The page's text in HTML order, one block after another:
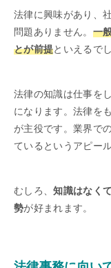
法律に興味があり、
問題ありません。 一
とが前提といえるで
法律の知識は仕事を
になります。法律を
が主役です。業界で
ているというアピー
むしろ、知識はなく
勢が好まれます。